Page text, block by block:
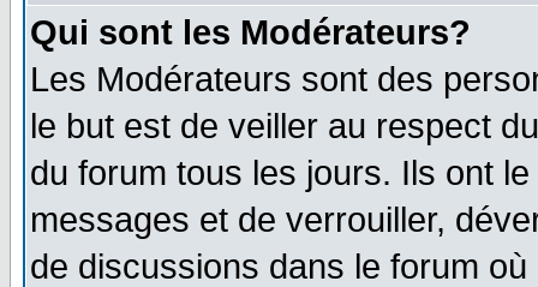
Qui sont les Modérateurs?
Les Modérateurs sont des
le but est de veiller au respect
du forum tous les jours. Ils ont
messages et de verrouiller,
de discussions dans le forum